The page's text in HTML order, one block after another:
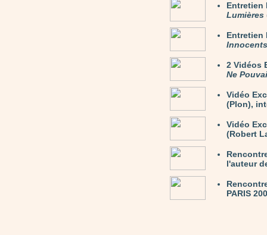
Entretien
Lumières
Entretien
2 Vidéos
Ne
Vidéo
(Plon),
Vidéo
(Robert
l'auteur
PARIS